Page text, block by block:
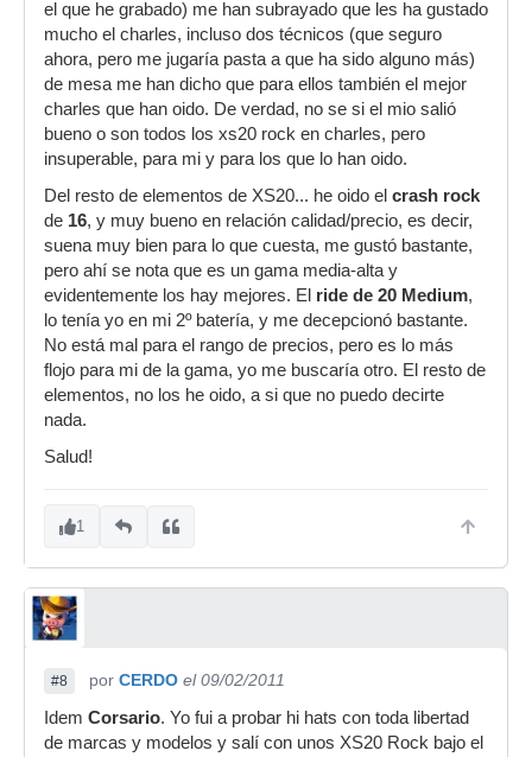
el que he grabado) me han subrayado que les ha gustado
mucho el charles, incluso dos técnicos (que seguro
ahora, pero me jugaría pasta a que ha sido alguno más)
de mesa me han dicho que para ellos también el mejor
charles que han oido. De verdad, no se si el mio salió
bueno o son todos los xs20 rock en charles, pero
insuperable, para mi y para los que lo han oido.
Del resto de elementos de XS20... he oido el crash rock
de 16, y muy bueno en relación calidad/precio, es decir,
suena muy bien para lo que cuesta, me gustó bastante,
pero ahí se nota que es un gama media-alta y
evidentemente los hay mejores. El ride de 20 Medium,
lo tenía yo en mi 2º batería, y me decepcionó bastante.
No está mal para el rango de precios, pero es lo más
flojo para mi de la gama, yo me buscaría otro. El resto de
elementos, no los he oido, a si que no puedo decirte
nada.
Salud!
1
#8 por CERDO el 09/02/2011
Idem Corsario. Yo fui a probar hi hats con toda libertad
de marcas y modelos y salí con unos XS20 Rock bajo el